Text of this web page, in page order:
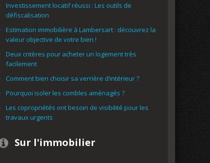
Investissement locatif réussi : Les outils de
défiscalisation
Estimation immobilière à Lambersart : découvrez la
valeur objective de votre bien !
Deux critères pour acheter un logement très
facilement
Comment bien choisir sa verrière d’intérieur ?
Pourquoi isoler les combles aménagés ?
Les copropriétés ont besoin de visibilité pour les
travaux urgents
Sur l'immobilier